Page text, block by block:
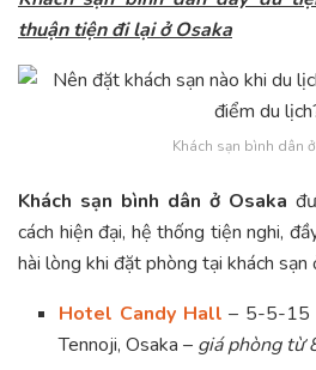
thuận tiện đi lại ở Osaka
Khách sạn bình dân
Khách sạn bình dân ở Osaka
cách hiện đại, hệ thống tiện nghi,
hài lòng khi đặt phòng tại khách sạn
Hotel Candy Hall – 5-5-15
Tennoji, Osaka – giá phòng từ